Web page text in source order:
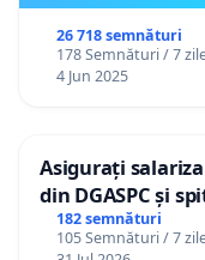
26 718 semnături
178 Semnături / 7
4 Jun 2025
Asigurați
din DGASPC și
182 semnături
105 Semnături / 7